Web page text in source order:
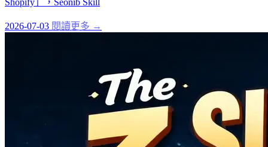
Shopify」，Seonib Skill
2026-07-03 閱讀更多 →